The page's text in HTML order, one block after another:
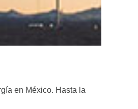
en México. Hasta la